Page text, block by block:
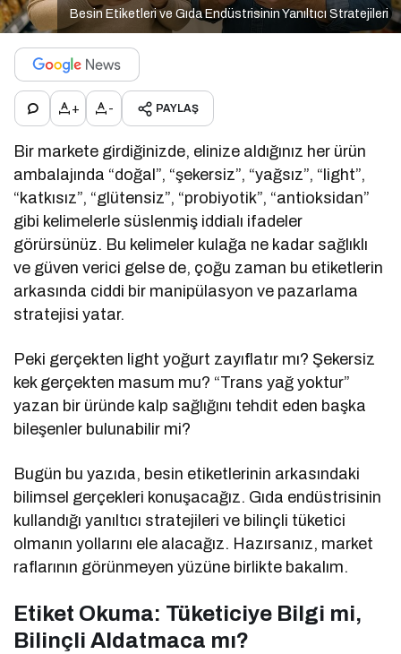
Besin Etiketleri ve Gıda Endüstrisinin Yanıltıcı Stratejileri
+ - PAYLAŞ
Bir markete girdiğinizde, elinize aldığınız her ürün
ambalajında “doğal”, “şekersiz”, “yağsız”, “light”,
“katkısız”, “glütensiz”, “probiyotik”, “antioksidan”
gibi kelimelerle süslenmiş iddialı ifadeler
görürsünüz. Bu kelimeler kulağa ne kadar sağlıklı
ve güven verici gelse de, çoğu zaman bu etiketlerin
arkasında ciddi bir manipülasyon ve pazarlama
stratejisi yatar.
Peki gerçekten light yoğurt zayıflatır mı? Şekersiz
kek gerçekten masum mu? “Trans yağ yoktur”
yazan bir üründe kalp sağlığını tehdit eden başka
bileşenler bulunabilir mi?
Bugün bu yazıda, besin etiketlerinin arkasındaki
bilimsel gerçekleri konuşacağız. Gıda endüstrisinin
kullandığı yanıltıcı stratejileri ve bilinçli tüketici
olmanın yollarını ele alacağız. Hazırsanız, market
raflarının görünmeyen yüzüne birlikte bakalım.
Etiket Okuma: Tüketiciye Bilgi mi,
Bilinçli Aldatmaca mı?